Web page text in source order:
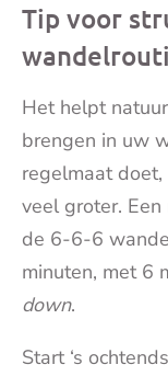
Tip voor
Het helpt
brengen in uw
regelmaat
veel groter.
de 6-6-6
minuten, met 6
down.
Start ‘s